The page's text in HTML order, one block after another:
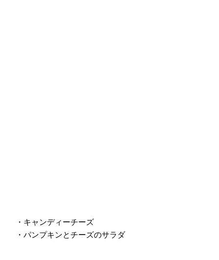
・キャンディーチーズ
・パンプキンとチーズのサラダ